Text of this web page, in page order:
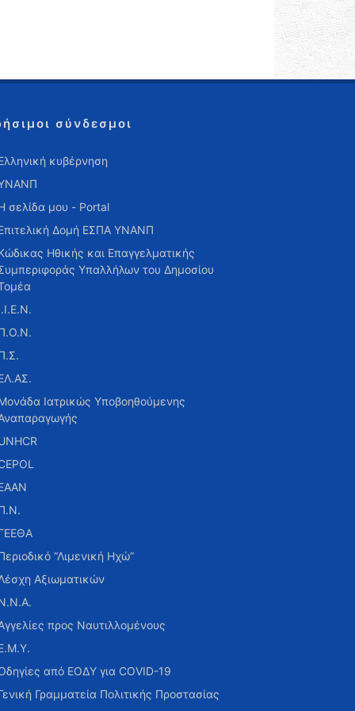
σύνδεσμοι
κυβέρνηση
σελίδα μου - Portal
Δομή ΕΣΠΑ ΥΝΑΝΠ
Ηθικής και Επαγγελματικής
Υπαλλήλων του Δημοσίου
Ιατρικώς Υποβοηθούμενης
“Λιμενική Ηχώ”
Αξιωματικών
προς Ναυτιλλομένους
από ΕΟΔΥ για COVID-19
Γραμματεία Πολιτικής Προστασίας